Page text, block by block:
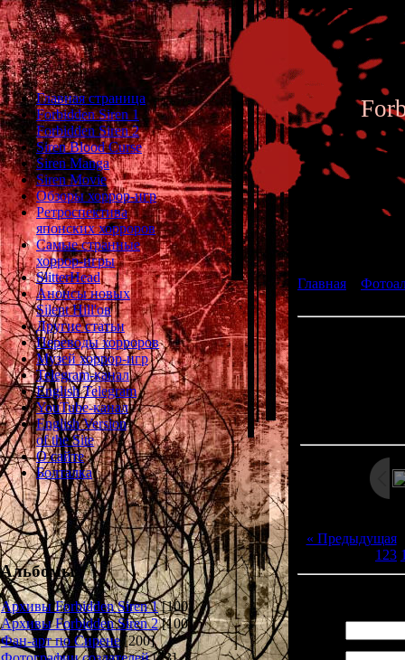
Главная страница
Forbidden Siren 1
Forbidden Siren 2
Siren Blood Curse
Siren Manga
Siren Movie
Обзоры хоррор-игр
Ретроспектива
японских хорроров
Самые странные
хоррор-игры
SlitterHead
Анонсы новых
Silent Hill'ов
Другие статьи
Переводы хорроров
Музей хоррор-игр
Telegram-канал
English Telegram
YouTube-канал
English Version
of the Site
О сайте
Болталка
Альбомы
Архивы Forbidden Siren 1 [100]
Архивы Forbidden Siren 2 [100]
Фан-арт по Сирене [200]
Главная
« Предыдущая
123